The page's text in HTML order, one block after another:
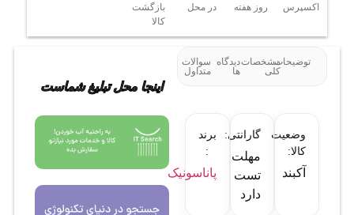
اکسپرس
روز هفته
در محل
بازگشت
کالا
توضیحاتمشخصات
کلی
دیدگاه
ها
سوالات
متداول
وضعیت
کالا:
آکبند
گارانتی:
مهلت
تست
دارد
برند
:
پاناسونیک
اینجا محل تبلیغ شماست